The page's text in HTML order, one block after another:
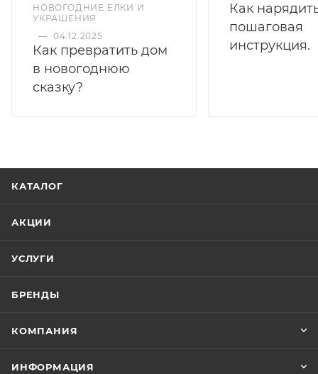
НОВОГОДНИЕ ЕЛКИ И
УКРАШЕНИЯ
— 04.12.2025
Как превратить дом
в новогоднюю
сказку?
Как
пошаговая
инструкция.
КАТАЛОГ
АКЦИИ
УСЛУГИ
БРЕНДЫ
КОМПАНИЯ
ИНФОРМАЦИЯ